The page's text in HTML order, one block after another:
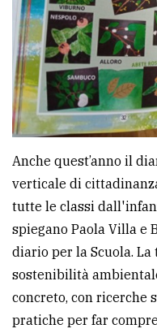
Anche quest’anno il
verticale di
tutte le classi
spiegano Paola Villa e
diario per la Scuola.
sostenibilità
concreto, con ricerche
pratiche per far